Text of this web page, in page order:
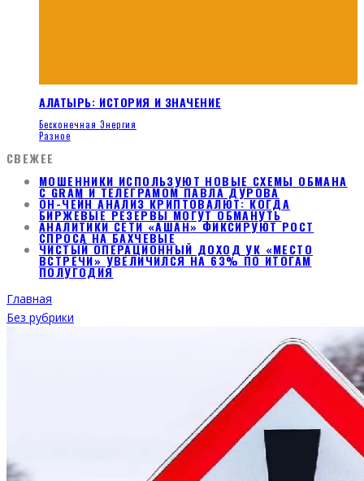
АЛАТЫРЬ: ИСТОРИЯ И ЗНАЧЕНИЕ
Бесконечная Энергия
Разное
СВЕЖЕЕ
МОШЕННИКИ ИСПОЛЬЗУЮТ НОВЫЕ СХЕМЫ ОБМАНА
С GRAM И ТЕЛЕГРАМОМ ПАВЛА ДУРОВА
ОН-ЧЕЙН АНАЛИЗ КРИПТОВАЛЮТ: КОГДА
БИРЖЕВЫЕ РЕЗЕРВЫ МОГУТ ОБМАНУТЬ
АНАЛИТИКИ СЕТИ «АШАН» ФИКСИРУЮТ РОСТ
СПРОСА НА БАХЧЕВЫЕ
ЧИСТЫЙ ОПЕРАЦИОННЫЙ ДОХОД УК «МЕСТО
ВСТРЕЧИ» УВЕЛИЧИЛСЯ НА 63% ПО ИТОГАМ
ПОЛУГОДИЯ
Главная
Без рубрики